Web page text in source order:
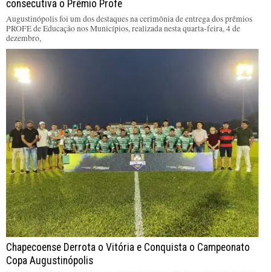
consecutiva o Prêmio Profe
Augustinópolis foi um dos destaques na cerimônia de entrega dos prêmios
PROFE de Educação nos Municípios, realizada nesta quarta-feira, 4 de
dezembro,
Chapecoense Derrota o Vitória e Conquista o Campeonato
Copa Augustinópolis